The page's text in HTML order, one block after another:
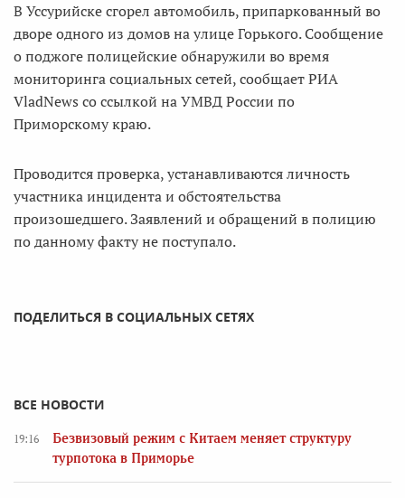
В Уссурийске сгорел автомобиль, припаркованный во
дворе одного из домов на улице Горького. Сообщение
о поджоге полицейские обнаружили во время
мониторинга социальных сетей, сообщает РИА
VladNews со ссылкой на УМВД России по
Приморскому краю.
Проводится проверка, устанавливаются личность
участника инцидента и обстоятельства
произошедшего. Заявлений и обращений в полицию
по данному факту не поступало.
ПОДЕЛИТЬСЯ В СОЦИАЛЬНЫХ СЕТЯХ
ВСЕ НОВОСТИ
19:16
Безвизовый режим с Китаем меняет структуру
турпотока в Приморье